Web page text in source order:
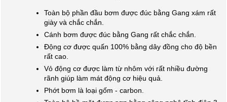
Toàn bộ phần đầu bơm được đúc bằng Gang xám rất
giày và chắc chắn.
Cánh bơm được đúc bằng Gang rất chắc chắn.
Động cơ được quấn 100% bằng dây đồng cho độ bền
rất cao.
Vỏ động cơ được làm từ nhôm với rất nhiều đường
rãnh giúp làm mát động cơ hiệu quả.
Phớt bơm là loại gốm - carbon.